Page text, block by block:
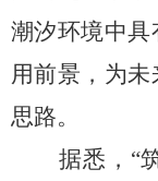
潮汐环境中
用前景，为
思路。
据悉，“